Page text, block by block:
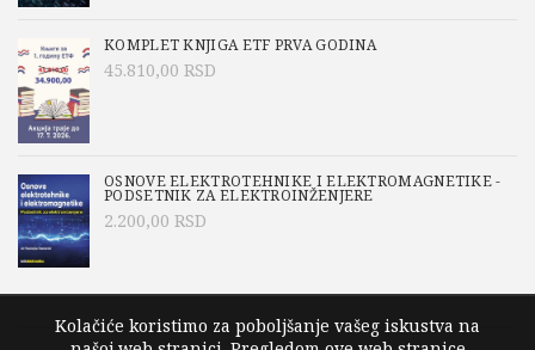
KOMPLET KNJIGA ETF PRVA GODINA
45.810,00 RSD
OSNOVE ELEKTROTEHNIKE I ELEKTROMAGNETIKE -
PODSETNIK ZA ELEKTROINŽENJERE
2.200,00 RSD
Kolačiće koristimo za poboljšanje vašeg iskustva na